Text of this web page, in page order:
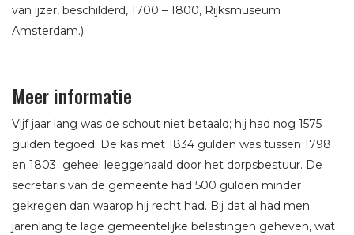
van ijzer, beschilderd, 1700 – 1800, Rijksmuseum
Amsterdam.)
Meer informatie
Vijf jaar lang was de schout niet betaald; hij had nog 1575
gulden tegoed. De kas met 1834 gulden was tussen 1798
en 1803 geheel leeggehaald door het dorpsbestuur. De
secretaris van de gemeente had 500 gulden minder
gekregen dan waarop hij recht had. Bij dat al had men
jarenlang te lage gemeentelijke belastingen geheven, wat